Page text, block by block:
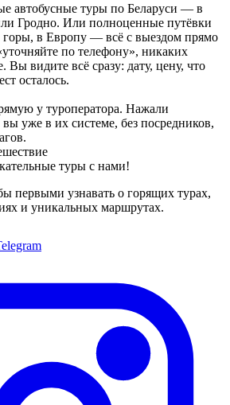
автобусные туры по Беларуси — в
Гродно. Или полноценные путёвки
горы, в Европу — всё с выездом прямо
по телефону», никаких
Вы видите всё сразу: дату, цену, что
осталось.
у туроператора. Нажали
уже в их системе, без посредников,
туры с нами!
первыми узнавать о горящих турах,
и уникальных маршрутах.